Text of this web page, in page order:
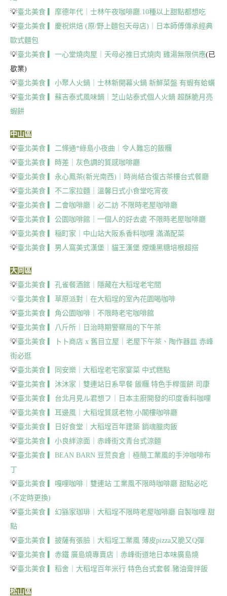
💡臺北美食 ▎摩德年代｜士林午夜咖啡廳.10種以上甜點都想吃
💡臺北美食 ▎慶祝烘焙 (原/野上麵包天母店)｜日本師傅傳承經典
歐式麵包
💡臺北美食 ▎一心堂燒肉屋｜天母必推日式燒肉 雞湯無限供應(已
歇業)
💡臺北美食 ▎小聚人火鍋｜士林新開幕火鍋 新鮮菜盤 有蝦有蛤蠣
💡臺北美食 ▎蘇吉泰式風味鍋｜芝山站泰式個人火鍋 超酥脆月亮
蝦餅
中山區
💡臺北美食 ▎二條通*綠島小夜曲｜令人難忘的飯糰
💡臺北美食 ▎時差｜灰色調的質感咖啡廳
💡臺北美食 ▎永心鳳茶(新光南西)｜時尚結合復古茶樓台式餐廳
💡臺北美食 ▎不二家拉麵｜溫馨日式小食堂吃宵夜
💡臺北美食 ▎二會咖啡廳｜必二訪 不限時老屋咖啡廳
💡臺北美食 ▎公園咖啡館｜一個人的好去處 不限時老屋咖啡廳
💡臺北美食 ▎稲町家｜中山站大阪系香料咖哩 滿滿配菜
💡臺北美食 ▎男人窩美式漢堡｜貓王漢堡 煙燻黑糖培根超搭
大同區
💡臺北美食 ▎孔雀餐酒館｜隱藏在大稻埕老宅間
💡臺北美食 ▎草原派對｜在大稻埕的室內花園喝咖啡
💡臺北美食 ▎角公園咖啡｜不限時老宅咖啡館
💡臺北美食 ▎八斤所｜日治時期警察局的下午茶
💡臺北美食 ▎卜卜商店 x 舊目立屋｜老屋下午茶、陶作器皿 赤峰
街必逛
💡臺北美食 ▎同安樂｜大稻埕老宅家宴菜 中式糕點
💡臺北美食 ▎沐沐家｜雙連站日系早餐 飯糰.特色手桿蛋餅.司康
💡臺北美食 ▎台北月見ル君想フ｜日本主廚開發的印度香料咖哩
💡臺北美食 ▎耳邊風｜大稻埕質感老物.小閣樓咖啡廳
💡臺北美食 ▎日好食堂｜大稻埕百年建築 銷魂臘肉飯
💡臺北美食 ▎小良絆涼面｜赤峰街文青台式涼麵
💡臺北美食 ▎BEAN BARN 豆荒良倉｜極簡工業風的手沖咖啡布
丁
💡臺北美食 ▎嘎哩咖啡｜雙連站 工業風不限時咖啡廳 甜點必吃
(不定時更換)
💡臺北美食 ▎幻猻家珈琲｜大稻埕不限時老屋咖啡廳 自製咖哩 甜
點
💡臺北美食 ▎披薩有張臉｜大稻埕工業風 薄皮pizza又脆又Q彈
💡臺北美食 ▎赤鐵 廣島燒專賣店｜赤峰街道地日本味廣島燒
💡臺北美食 ▎稻舍｜大稻埕百年米行 特色台式套餐.豬油膏拌飯
松山區